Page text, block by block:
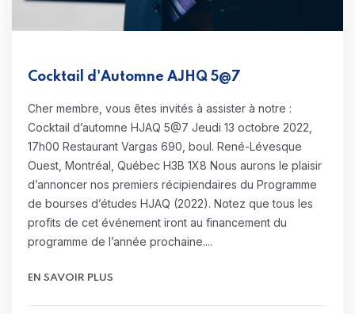
Cocktail d'Automne AJHQ 5@7
Cher membre, vous êtes invités à assister à notre :
Cocktail d’automne HJAQ 5@7 Jeudi 13 octobre 2022,
17h00 Restaurant Vargas 690, boul. René-Lévesque
Ouest, Montréal, Québec H3B 1X8 Nous aurons le plaisir
d’annoncer nos premiers récipiendaires du Programme
de bourses d’études HJAQ (2022). Notez que tous les
profits de cet événement iront au financement du
programme de l’année prochaine....
EN SAVOIR PLUS